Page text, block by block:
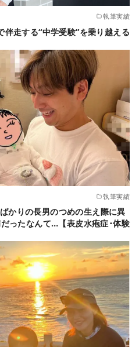
執筆実績
伴走する“中学受験”を乗り越える
執筆実績
かりの長男のつめの生え際に異
ったなんて…【表皮水疱症･体験